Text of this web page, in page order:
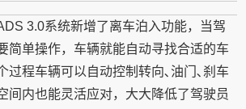
3.0系统新增了离车泊入功能，当驾
简单操作，车辆就能自动寻找合适的车
过程车辆可以自动控制转向､油门､刹车
间内也能灵活应对，大大降低了驾驶员